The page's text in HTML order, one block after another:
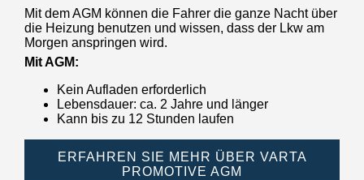
Mit dem AGM können die Fahrer die ganze Nacht über
die Heizung benutzen und wissen, dass der Lkw am
Morgen anspringen wird.
Mit AGM:
Kein Aufladen erforderlich
Lebensdauer: ca. 2 Jahre und länger
Kann bis zu 12 Stunden laufen
ERFAHREN SIE MEHR ÜBER VARTA
PROMOTIVE AGM